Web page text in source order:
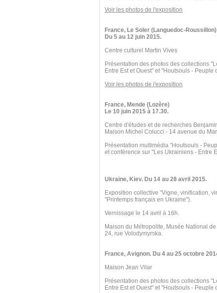
Voir les photos de l'exposition
France, Le Soler (Languedoc-Roussillon)
Du 5 au 12 juin 2015.
Centre culturel Martin Vives
Présentation des photos des collections
Entre Est et Ouest" et "Houtsouls - Peuple
Voir les photos de l'exposition
France, Mende (Lozère)
Le 10 juin 2015 à 17.30.
Centre d'études et de recherches
Maison Michel Colucci - 14 avenue du
Présentation multimédia "Houtsouls -
et conférence sur "Les Ukrainiens - Entre
Ukraine, Kiev. Du 14 au 28 avril 2015.
Exposition collective "Vigne, vinification,
"Printemps français en Ukraine").
Vernissage le 14 avril à 16h.
Maison du Métropolite, Musée National
24, rue Volodymyrska.
France, Avignon. Du 4 au 25 octobre
Maison Jean Vilar
Présentation des photos des collections
Entre Est et Ouest" et "Houtsouls - Peuple